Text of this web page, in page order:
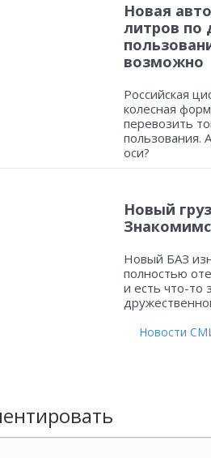
Новая
литров по
возможно
Российская
колесная
перевозить
пользования.
оси?
Новый
Новый БАЗ
полностью
и есть что-то
Новости